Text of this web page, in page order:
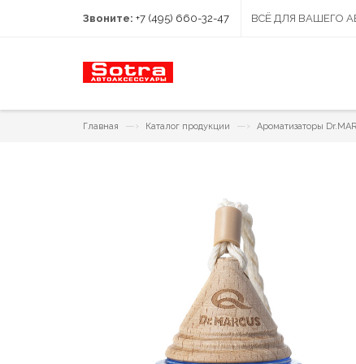
Звоните: +7 (495) 660-32-47 ВСЁ ДЛЯ ВАШЕГО
Главная —› Каталог продукции —› Ароматизаторы